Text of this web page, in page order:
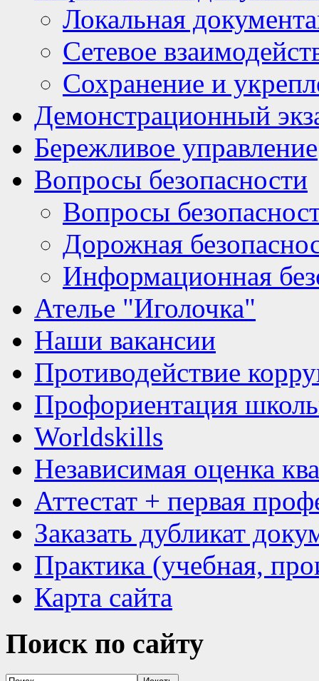
Локальная
Сетевое
Сохранение и
Демонстрационный
Бережливое управление
Вопросы безопасности
Вопросы
Дорожная
Информационная
Ателье "Иголочка"
Наши вакансии
Противодействие
Профориентация
Worldskills
Независимая оценка
Аттестат + первая
Заказать дубликат
Практика (учебная,
Карта сайта
Поиск по сайту